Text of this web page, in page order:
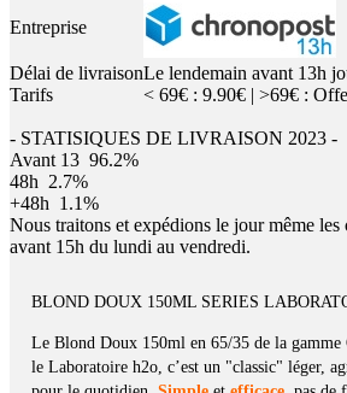
Entreprise
Délai de livraisonLe lendemain avant 13h
Tarifs
< 69€ : 9.90€ | >69€ :
- STATISIQUES DE LIVRAISON 2023 -
Avant 13 96.2%
48h 2.7%
+48h 1.1%
Nous traitons et expédions le jour même les
avant 15h du lundi au vendredi.
BLOND DOUX 150ML SERIES
Le Blond Doux 150ml en 65/35 de la
le Laboratoire h2o, c’est un "classic" léger,